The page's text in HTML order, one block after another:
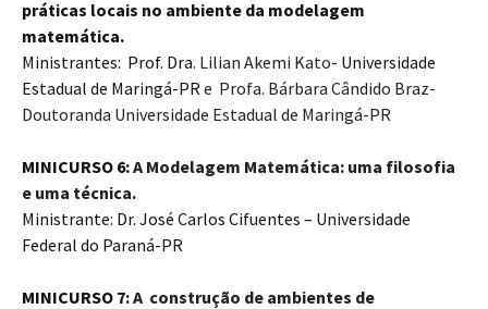
práticas locais no ambiente da modelagem
matemática.
Ministrantes: Prof. Dra. Lilian Akemi Kato- Universidade
Estadual de Maringá-PRe Profa. Bárbara Cândido Braz-
Doutoranda Universidade Estadual de Maringá-PR
MINICURSO 6:A Modelagem Matemática: uma filosofia
e uma técnica.
Ministrante: Dr. José Carlos Cifuentes – Universidade
Federal do Paraná-PR
MINICURSO 7:A construção de ambientes de